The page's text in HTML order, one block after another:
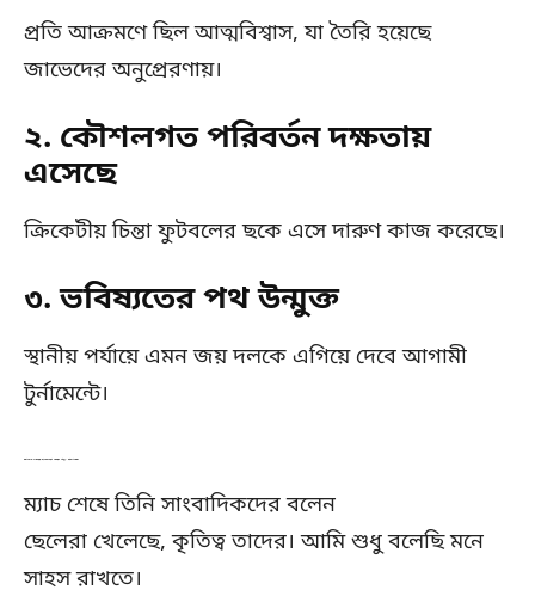
প্রতি আক্রমণে ছিল আত্মবিশ্বাস, যা তৈরি হয়েছে
জাভেদের অনুপ্রেরণায়।
২. কৌশলগত পরিবর্তন দক্ষতায়
এসেছে
ক্রিকেটীয় চিন্তা ফুটবলের ছকে এসে দারুণ কাজ করেছে।
৩. ভবিষ্যতের পথ উন্মুক্ত
স্থানীয় পর্যায়ে এমন জয় দলকে এগিয়ে দেবে আগামী
টুর্নামেন্টে।
জাভেদ ওমরের প্রতিক্রিয়া বিনয়ী শান্ত, স্বাভাবিক
ম্যাচ শেষে তিনি সাংবাদিকদের বলেন
ছেলেরা খেলেছে, কৃতিত্ব তাদের। আমি শুধু বলেছি মনে
সাহস রাখতে।